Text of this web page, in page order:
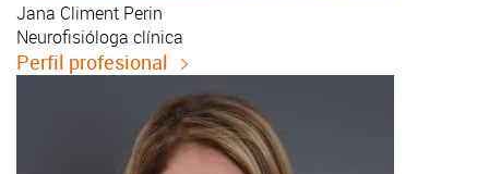
Jana Climent Perin
Neurofisióloga clínica
Perfil profesional